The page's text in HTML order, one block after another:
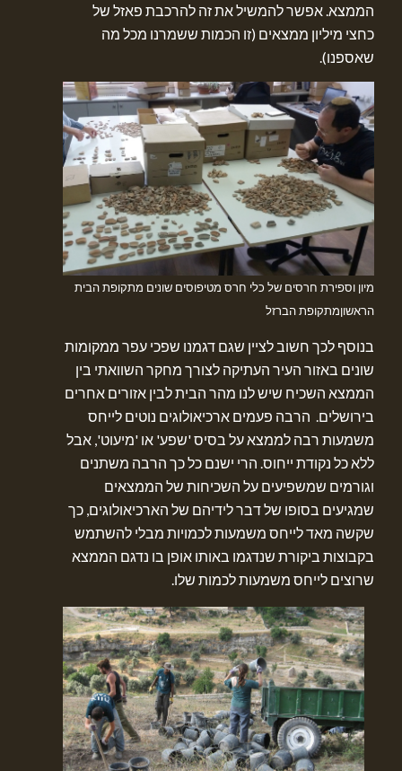
הממצא. אפשר להמשיל את זה להרכבת פאזל של
כחצי מיליון ממצאים (זו הכמות ששמרנו מכל מה
שאספנו).
מיון וספירת חרסים של כלי חרס מטיפוסים שונים מתקופת הבית
הראשוןמתקופת הברזל
בנוסף לכך חשוב לציין שגם דגמנו שפכי עפר ממקומות
שונים באזור העיר העתיקה לצורך מחקר השוואתי בין
הממצא השכיח שיש לנו מהר הבית לבין אזורים אחרים
בירושלים. הרבה פעמים ארכיאולוגים נוטים לייחס
משמעות רבה לממצא על בסיס 'שפע' או 'מיעוט', אבל
ללא כל נקודת ייחוס. הרי ישנם כל כך הרבה משתנים
וגורמים שמשפיעים על השכיחות של הממצאים
שמגיעים בסופו של דבר לידיהם של הארכיאולוגים, כך
שקשה מאד לייחס משמעות לכמויות מבלי להשתמש
בקבוצות ביקורת שנדגמו באותו אופן בו נדגם הממצא
שרוצים לייחס משמעות לכמות שלו.